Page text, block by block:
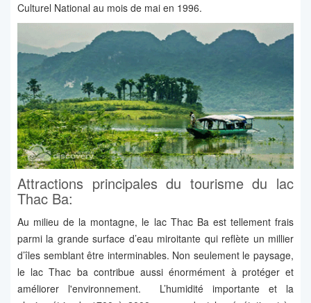
Culturel National au mois de mai en 1996.
Attractions principales du tourisme du lac
Thac Ba:
Au milieu de la montagne, le lac Thac Ba est tellement frais
parmi la grande surface d’eau miroitante qui reflète un millier
d’îles semblant être interminables. Non seulement le paysage,
le lac Thac ba contribue aussi énormément à protéger et
améliorer l'environnement. L’humidité importante et la